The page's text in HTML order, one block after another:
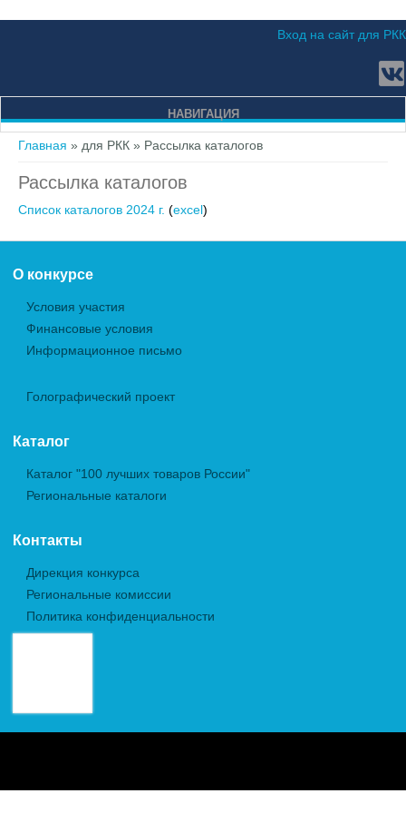
Вход на сайт для РКК
НАВИГАЦИЯ
Вы здесь
Главная » для РКК » Рассылка каталогов
Рассылка каталогов
Список каталогов 2024 г. (excel)
О конкурсе
Условия участия
Финансовые условия
Информационное письмо
Голографический проект
Каталог
Каталог "100 лучших товаров России"
Региональные каталоги
Контакты
Дирекция конкурса
Региональные комиссии
Политика конфиденциальности